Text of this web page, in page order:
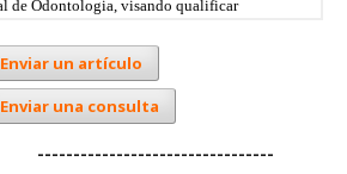
Enviar un artículo
Enviar una consulta
---------------------------------